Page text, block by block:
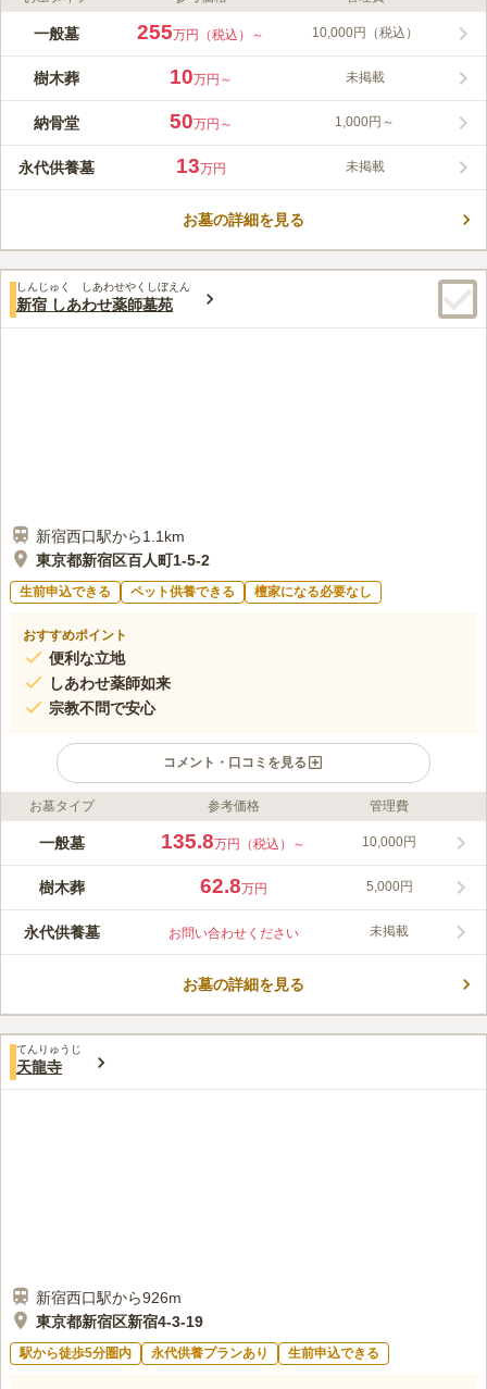
ライフドット編集部のコメント
閑静な住宅街に位置する立正寺は、京都本能寺を本山としている
管理棟や売店そして駐車場などを完備しています。 売店では供
花やお線香を販売しているため、手ぶらでもお墓参りができ便利
車椅子の方やベービーカーの必要なお子様連れのごご家族の方も
安全にお参りすることができます。
この霊園はまだ誰からも評価されていません。
一般墓 255万円（税込）～ 10,000円（税込）
樹木葬 10万円～ 未掲載
納骨堂 50万円～ 1,000円～
永代供養墓 13万円 未掲載
お墓の詳細を見る
しんじゅく しあわせやくしぼえん
新宿 しあわせ薬師墓苑
新宿西口駅から1.1km
東京都新宿区百人町1-5-2
生前申込できる ペット供養できる 檀家になる必要なし
おすすめポイント
便利な立地
しあわせ薬師如来
宗教不問で安心
コメント・口コミを見る
ライフドット編集部のコメント
新宿区百人町の長光寺境内にある墓苑は、6駅から徒歩圏内とい
地域の人々に親しまれ、多くの参拝者が訪れます。宗旨・宗派を
問わず利用でき、バリアフリー設計で安心して誰もが訪れること
お墓タイプ 参考価格 管理費
一般墓 135.8万円（税込）～ 10,000円
樹木葬 62.8万円 5,000円
永代供養墓 お問い合わせください 未掲載
お墓の詳細を見る
てんりゅうじ
天龍寺
新宿西口駅から926m
東京都新宿区新宿4-3-19
駅から徒歩5分圏内 永代供養プランあり 生前申込できる